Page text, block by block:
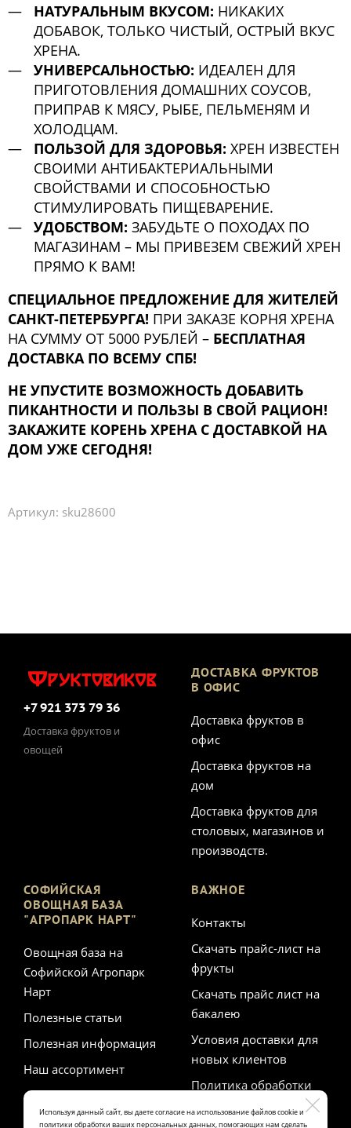
Используя данный сайт, вы даете согласие на использование файлов cookie и
политики обработки ваших персональных данных, помогающих нам сделать
НАТУРАЛЬНЫМ ВКУСОМ: НИКАКИХ
ДОБАВОК, ТОЛЬКО ЧИСТЫЙ, ОСТРЫЙ ВКУС
ХРЕНА.
УНИВЕРСАЛЬНОСТЬЮ: ИДЕАЛЕН ДЛЯ
ПРИГОТОВЛЕНИЯ ДОМАШНИХ СОУСОВ,
ПРИПРАВ К МЯСУ, РЫБЕ, ПЕЛЬМЕНЯМ И
ХОЛОДЦАМ.
ПОЛЬЗОЙ ДЛЯ ЗДОРОВЬЯ: ХРЕН ИЗВЕСТЕН
СВОИМИ АНТИБАКТЕРИАЛЬНЫМИ
СВОЙСТВАМИ И СПОСОБНОСТЬЮ
СТИМУЛИРОВАТЬ ПИЩЕВАРЕНИЕ.
УДОБСТВОМ: ЗАБУДЬТЕ О ПОХОДАХ ПО
МАГАЗИНАМ – МЫ ПРИВЕЗЕМ СВЕЖИЙ ХРЕН
ПРЯМО К ВАМ!
СПЕЦИАЛЬНОЕ ПРЕДЛОЖЕНИЕ ДЛЯ ЖИТЕЛЕЙ
САНКТ-ПЕТЕРБУРГА! ПРИ ЗАКАЗЕ КОРНЯ ХРЕНА
НА СУММУ ОТ 5000 РУБЛЕЙ – БЕСПЛАТНАЯ
ДОСТАВКА ПО ВСЕМУ СПБ!
НЕ УПУСТИТЕ ВОЗМОЖНОСТЬ ДОБАВИТЬ
ПИКАНТНОСТИ И ПОЛЬЗЫ В СВОЙ РАЦИОН!
ЗАКАЖИТЕ КОРЕНЬ ХРЕНА С ДОСТАВКОЙ НА
ДОМ УЖЕ СЕГОДНЯ!
Артикул: sku28600
+7 921 373 79 36
Доставка фруктов и
овощей
ДОСТАВКА ФРУКТОВ
В ОФИС
Доставка фруктов в
офис
Доставка фруктов на
дом
Доставка фруктов для
столовых, магазинов и
производств.
СОФИЙСКАЯ
ОВОЩНАЯ БАЗА
"АГРОПАРК НАРТ"
Овощная база на
Софийской Агропарк
Нарт
Полезные статьи
Полезная информация
Наш ассортимент
ВАЖНОЕ
Контакты
Скачать прайс-лист на
фрукты
Скачать прайс лист на
бакалею
Условия доставки для
новых клиентов
Политика обработки
персональных данных